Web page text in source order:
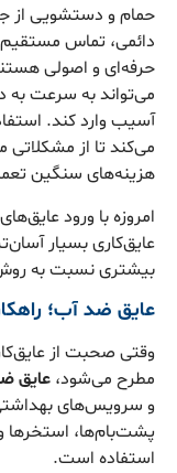
حمام و دستشویی از
دائمی، تماس مستقیم
حرفه‌ای و اصولی
می‌تواند به سرعت به
آسیب وارد کند.
می‌کند تا از
هزینه‌های سنگین
امروزه با ورود
عایق‌کاری بسیار
بیشتری نسبت به
عایق ضد آب؛
وقتی صحبت از
مطرح می‌شود، عایق
و سرویس‌های
پشت‌بام‌ها، استخرها
استفاده است.